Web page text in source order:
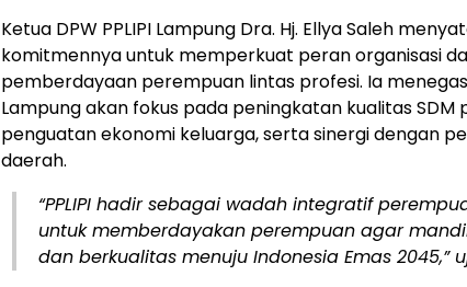
Ketua DPW PPLIPI Lampung Dra. Hj. Ellya Saleh
komitmennya untuk memperkuat peran organisasi
pemberdayaan perempuan lintas profesi. Ia
Lampung akan fokus pada peningkatan kualitas SDM
penguatan ekonomi keluarga, serta sinergi dengan
daerah.
“PPLIPI hadir sebagai wadah integratif
untuk memberdayakan perempuan agar
dan berkualitas menuju Indonesia Emas 2045,”